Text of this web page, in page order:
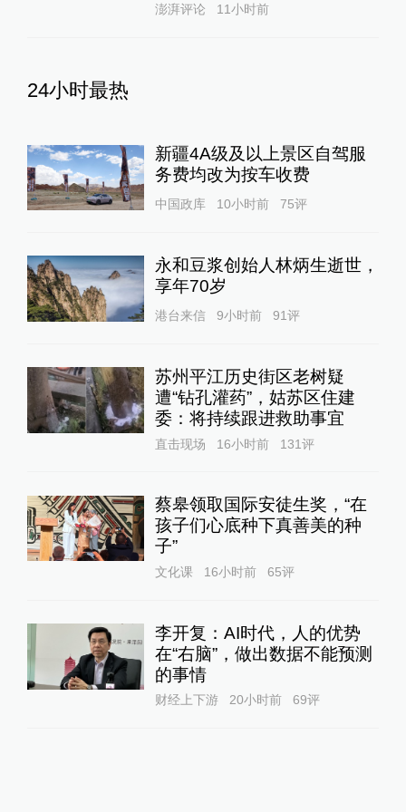
澎湃评论 11小时前
24小时最热
新疆4A级及以上景区自驾服
务费均改为按车收费
中国政库 10小时前 75评
永和豆浆创始人林炳生逝世，
享年70岁
港台来信 9小时前 91评
苏州平江历史街区老树疑
遭“钻孔灌药”，姑苏区住建
委：将持续跟进救助事宜
直击现场 16小时前 131评
蔡皋领取国际安徒生奖，“在
孩子们心底种下真善美的种
子”
文化课 16小时前 65评
李开复：AI时代，人的优势
在“右脑”，做出数据不能预测
的事情
财经上下游 20小时前 69评